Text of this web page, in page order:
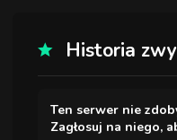
Historia
Ten serwer nie
Zagłosuj na niego,